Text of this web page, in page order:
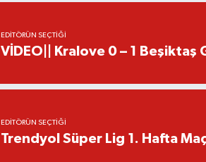
EDITÖRÜN SEÇTIĞI
VİDEO|| Kralove 0 – 1 Beşiktaş
EDITÖRÜN SEÇTIĞI
Trendyol Süper Lig 1. Hafta